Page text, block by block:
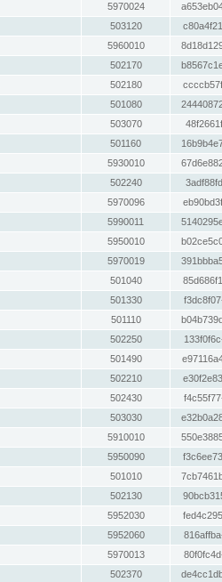
5970024
503120
5960010
502170
502180
501080
503070
501160
5930010
502240
5970096
5990011
5950010
5970019
501040
501330
501110
502250
501490
502210
502430
503030
5910010
5950090
501010
502130
5952030
5952060
5970013
502370